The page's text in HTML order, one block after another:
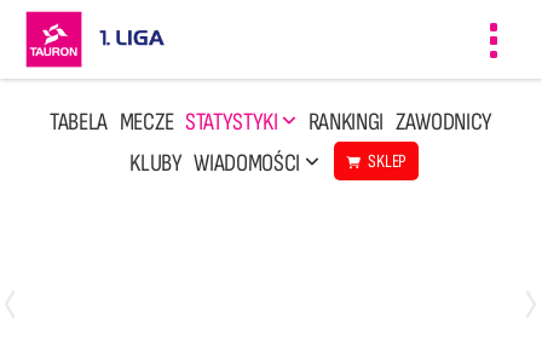
TABELA MECZE STATYSTYKI RANKINGI ZAWODNICY
KLUBY WIADOMOŚCI SKLEP